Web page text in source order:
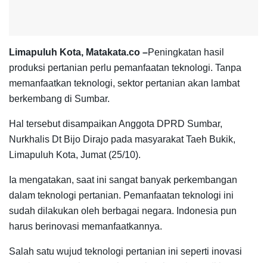
Limapuluh Kota, Matakata.co –Peningkatan hasil
produksi pertanian perlu pemanfaatan teknologi. Tanpa
memanfaatkan teknologi, sektor pertanian akan lambat
berkembang di Sumbar.
Hal tersebut disampaikan Anggota DPRD Sumbar,
Nurkhalis Dt Bijo Dirajo pada masyarakat Taeh Bukik,
Limapuluh Kota, Jumat (25/10).
Ia mengatakan, saat ini sangat banyak perkembangan
dalam teknologi pertanian. Pemanfaatan teknologi ini
sudah dilakukan oleh berbagai negara. Indonesia pun
harus berinovasi memanfaatkannya.
Salah satu wujud teknologi pertanian ini seperti inovasi